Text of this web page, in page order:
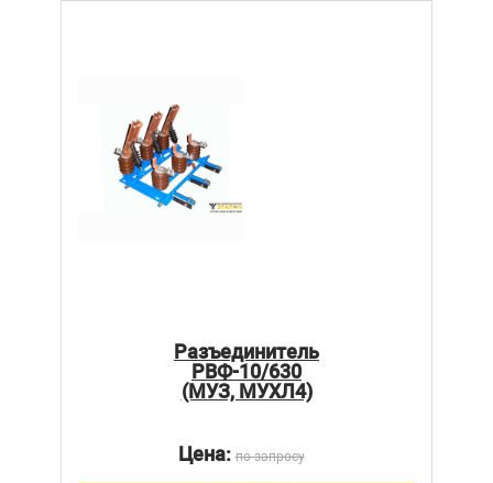
Разъединитель
РВФ-10/630
(МУЗ, МУХЛ4)
Цена:по запросу